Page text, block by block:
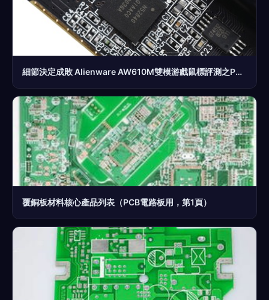
細節決定成敗 Alienware AW610M雙模游戲鼠標評測之PCB電路板深度解析
覆銅板材料核心產品列表（PCB電路板用，第1頁）